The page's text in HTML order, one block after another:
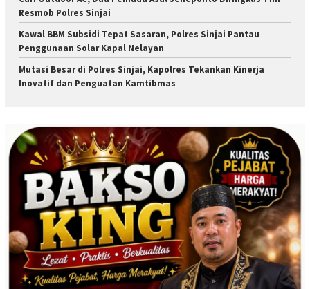
Resmob Polres Sinjai
Kawal BBM Subsidi Tepat Sasaran, Polres Sinjai Pantau
Penggunaan Solar Kapal Nelayan
Mutasi Besar di Polres Sinjai, Kapolres Tekankan Kinerja
Inovatif dan Penguatan Kamtibmas